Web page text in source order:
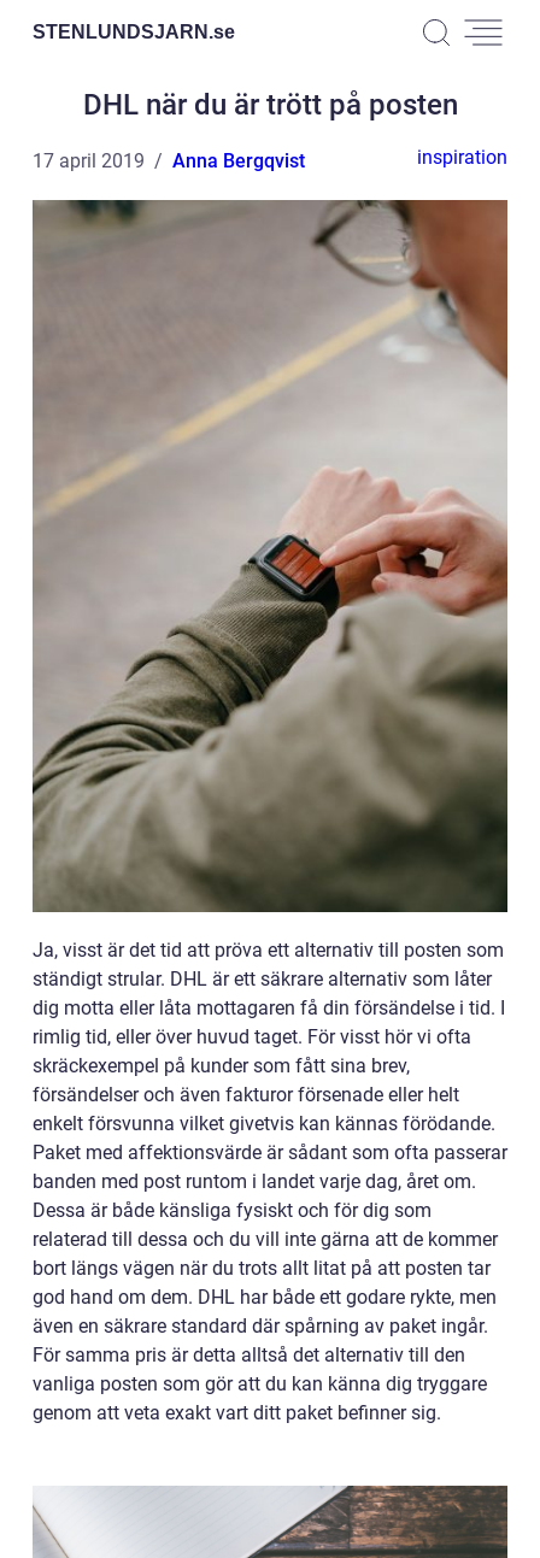
STENLUNDSJARN.se
DHL när du är trött på posten
17 april 2019 Anna Bergqvist inspiration
Ja, visst är det tid att pröva ett alternativ till posten som
ständigt strular. DHL är ett säkrare alternativ som låter
dig motta eller låta mottagaren få din försändelse i tid. I
rimlig tid, eller över huvud taget. För visst hör vi ofta
skräckexempel på kunder som fått sina brev,
försändelser och även fakturor försenade eller helt
enkelt försvunna vilket givetvis kan kännas förödande.
Paket med affektionsvärde är sådant som ofta passerar
banden med post runtom i landet varje dag, året om.
Dessa är både känsliga fysiskt och för dig som
relaterad till dessa och du vill inte gärna att de kommer
bort längs vägen när du trots allt litat på att posten tar
god hand om dem. DHL har både ett godare rykte, men
även en säkrare standard där spårning av paket ingår.
För samma pris är detta alltså det alternativ till den
vanliga posten som gör att du kan känna dig tryggare
genom att veta exakt vart ditt paket befinner sig.